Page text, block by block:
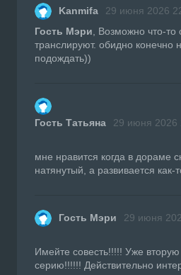
Kanmifa 29 июня 2026
Гость Мэри , Возможно что-то
транслируют. обидно конечно
подождать))
Гость Татьяна 29 июня 2026
мне нравится когда в дораме
натянутый, а развивается как-
Гость Мэри 29 июня
Имейте совесть!!!!! Уже
серию!!!!!! Действительно